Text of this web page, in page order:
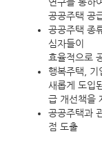
연구를 통하
공공주택 공
공공주택 종
심자들이
효율적으로
행복주택, 기
새롭게 도입
급 개선책을
공공주택과
점 도출